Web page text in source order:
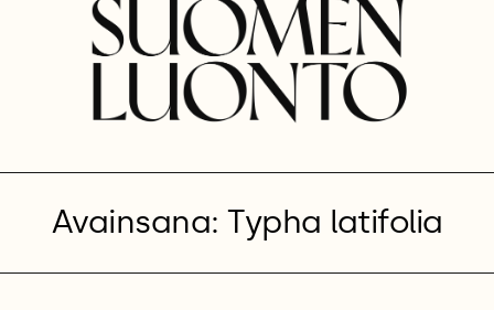
Avainsana: Typha latifolia